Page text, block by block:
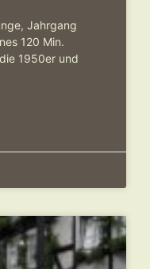
Jahrgang
120 Min.
1950er und